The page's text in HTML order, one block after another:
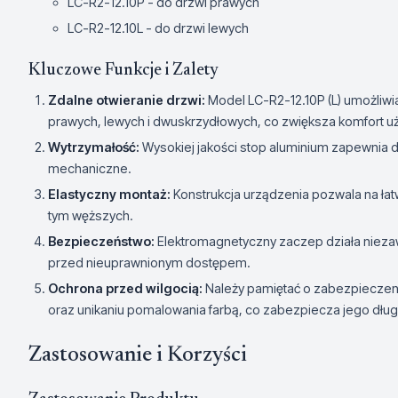
LC-R2-12.10L - do drzwi lewych
Kluczowe Funkcje i Zalety
Zdalne otwieranie drzwi: Model LC-R2-12.10P (L)
prawych, lewych i dwuskrzydłowych, co zwiększa komfort
Wytrzymałość: Wysokiej jakości stop aluminium zapewnia
mechaniczne.
Elastyczny montaż: Konstrukcja urządzenia pozwala na
tym węższych.
Bezpieczeństwo: Elektromagnetyczny zaczep działa
przed nieuprawnionym dostępem.
Ochrona przed wilgocią: Należy pamiętać o
oraz unikaniu pomalowania farbą, co zabezpiecza jego
Zastosowanie i Korzyści